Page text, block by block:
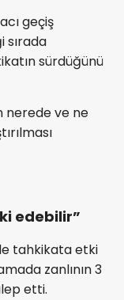
geçiş
sırada
sürdüğünü
nerede ve ne
edebilir”
tahkikata etki
zanlının 3
etti.